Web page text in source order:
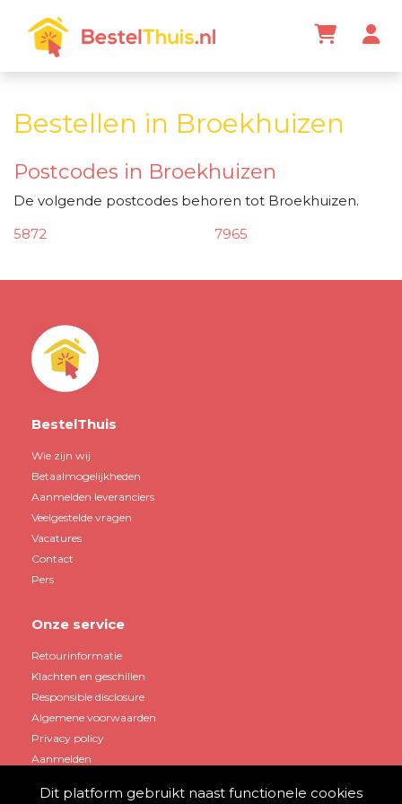
Bestellen in Broekhuizen
Postcodes in Broekhuizen
De volgende postcodes behoren tot Broekhuizen.
5872
7965
BestelThuis
Wie zijn wij
Betaalmogelijkheden
Aanmelden leveranciers
Veelgestelde vragen
Vacatures
Contact
Pers
Onze service
Retourinformatie
Klachten en geschillen
Responsible disclosure
Algemene voorwaarden
Privacy policy
Aanmelden
Dit platform gebruikt naast functionele cookies